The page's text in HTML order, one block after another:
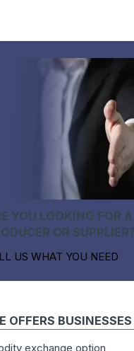
YOU LOOKING FOR A
OR
US WHAT YOU NEED
OFFERS BUSINESSES
exchange option